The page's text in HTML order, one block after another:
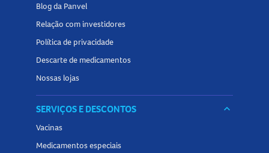
Blog da Panvel
Relação com investidores
Política de privacidade
Descarte de medicamentos
Nossas lojas
SERVIÇOS E DESCONTOS keyboard_arrow_down
Vacinas
Medicamentos especiais